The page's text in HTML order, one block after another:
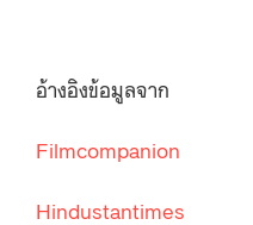
อ้างอิงข้อมูลจาก
Filmcompanion
Hindustantimes